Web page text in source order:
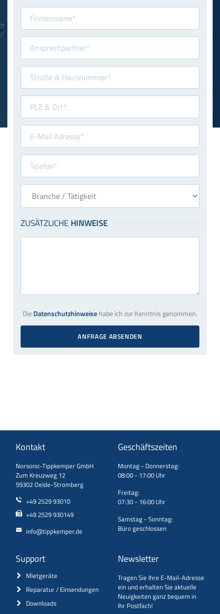
DieDatenschutzhinweisehabe ich zur Kenntnis genommen.
ANFRAGE ABSENDEN
Kontakt
Norsonic-Tippkemper GmbH
Zum Kreuzweg 12
59302 Oelde-Stromberg
+49 2529 93010
+49 2529 930149
info@tippkemper.de
Geschäftszeiten
Montag - Donnerstag:
08:00 - 17:00 Uhr
Freitag:
07:30 - 16:00 Uhr
Samstag - Sonntag:
Büro geschlossen
Support
Mietgeräte
Reparatur / Einsendungen
Downloads
Newsletter
Tragen Sie Ihre E-Mail-Adresse
ein und erhalten Sie aktuelle
Neuigkeiten ganz bequem in
Ihr Postfach!